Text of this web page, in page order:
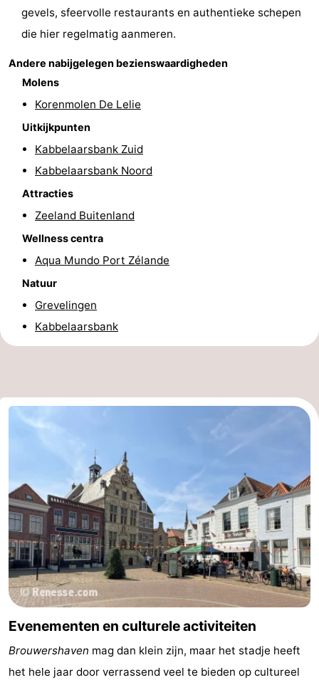
van
Schouwen
Veere
Natuur
Oostkapelle
Natuur
Mantelingen
Domburg
Zoutelande
Vlissingen
Middelburg
Weer
Contact
gevels, sfeervolle restaurants en authentieke schepen
die hier regelmatig aanmeren.
Andere nabijgelegen bezienswaardigheden
Molens
Korenmolen De Lelie
Uitkijkpunten
Kabbelaarsbank Zuid
Kabbelaarsbank Noord
Attracties
Zeeland Buitenland
Wellness centra
Aqua Mundo Port Zélande
Natuur
Grevelingen
Kabbelaarsbank
Evenementen en culturele activiteiten
Brouwershaven mag dan klein zijn, maar het stadje heeft
het hele jaar door verrassend veel te bieden op cultureel